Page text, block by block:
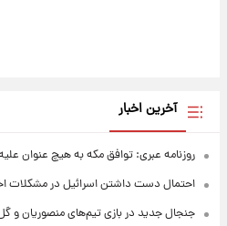
آخرین اخبار
روزنامه عبری: توافق مکه به هیچ عنوان
احتمال دست داشتن اسرائیل در مشکلات
جنجال جدید در بازی تیم‌های منصوریان و